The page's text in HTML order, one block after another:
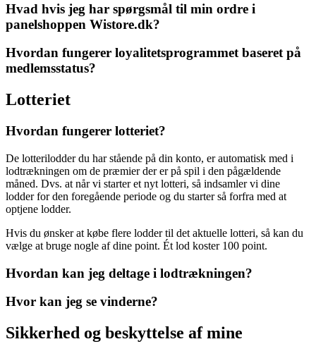
Hvad hvis jeg har spørgsmål til min ordre i
panelshoppen Wistore.dk?
Hvordan fungerer loyalitetsprogrammet baseret på
medlemsstatus?
Lotteriet
Hvordan fungerer lotteriet?
De lotterilodder du har stående på din konto, er automatisk med i
lodtrækningen om de præmier der er på spil i den pågældende
måned. Dvs. at når vi starter et nyt lotteri, så indsamler vi dine
lodder for den foregående periode og du starter så forfra med at
optjene lodder.
Hvis du ønsker at købe flere lodder til det aktuelle lotteri, så kan du
vælge at bruge nogle af dine point. Ét lod koster 100 point.
Hvordan kan jeg deltage i lodtrækningen?
Hvor kan jeg se vinderne?
Sikkerhed og beskyttelse af mine